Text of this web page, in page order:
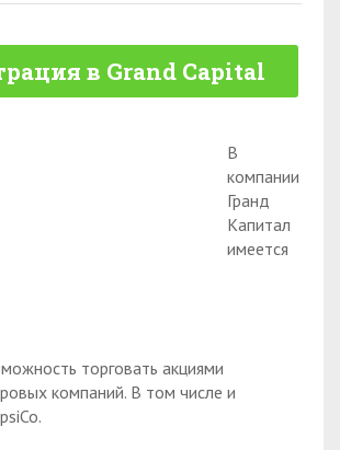
в Grand Capital
В
компании
Гранд
Капитал
имеется
торговать акциями
компаний. В том числе и